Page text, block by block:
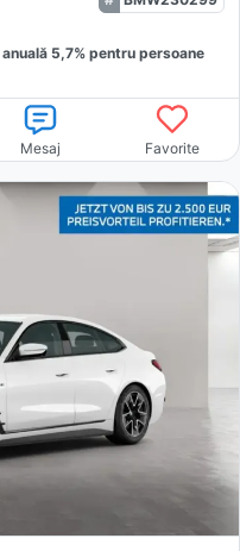
anuală 5,7% pentru persoane
Mesaj Favorite